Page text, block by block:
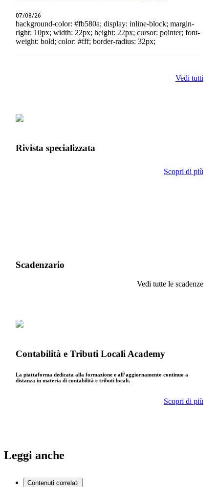
07/08/26
background-color: #fb580a; display: inline-block; margin-
right: 10px; width: 22px; height: 22px; cursor: pointer; font-
weight: bold; color: #fff; border-radius: 32px;
Vedi tutti
Rivista specializzata
Scopri di più
Scadenzario
Vedi tutte le scadenze
Contabilità e Tributi Locali Academy
La piattaforma dedicata alla formazione e all’aggiornamento continuo a
distanza in materia di contabilità e tributi locali.
Scopri di più
Leggi anche
Contenuti correlati